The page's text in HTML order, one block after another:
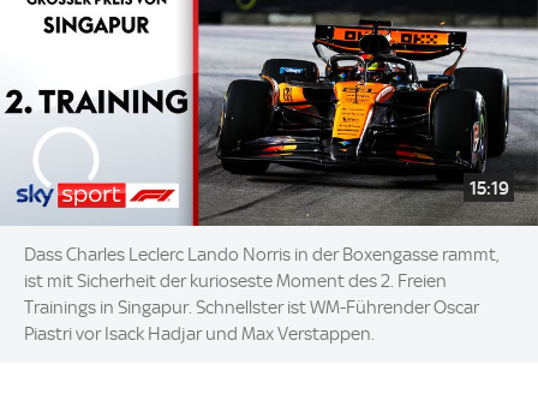
15:19
Dass Charles Leclerc Lando Norris in der Boxengasse rammt,
ist mit Sicherheit der kurioseste Moment des 2. Freien
Trainings in Singapur. Schnellster ist WM-Führender Oscar
Piastri vor Isack Hadjar und Max Verstappen.